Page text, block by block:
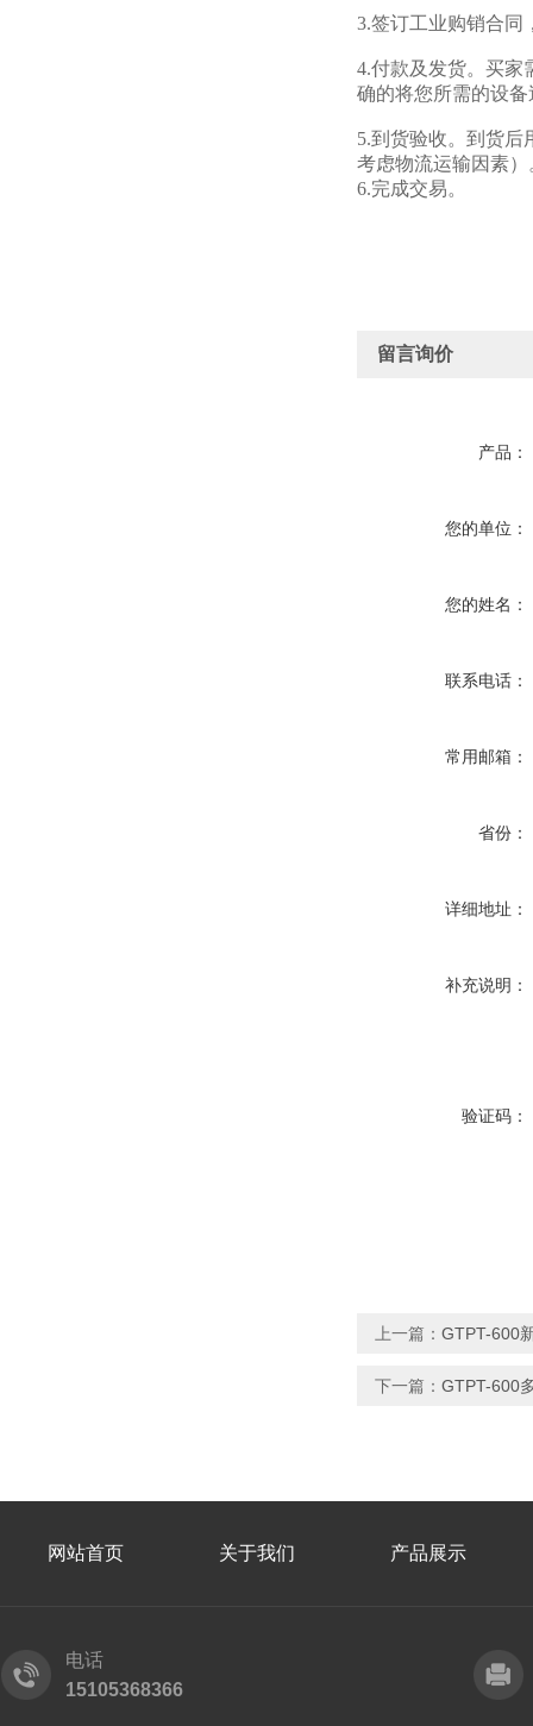
3.签订工业购销合同
4.付款及发货。买家
确的将您所需的设
5.到货验收。到货后
考虑物流运输因素
6.完成交易。
留言询价
产品：
您的单位：
您的姓名：
联系电话：
常用邮箱：
省份：
详细地址：
补充说明：
验证码：
上一篇： GTPT-600
下一篇： GTPT-600
网站首页 关于我们 产品展示
电话
15105368366